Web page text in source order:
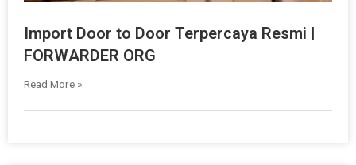
Import Door to Door Terpercaya Resmi |
FORWARDER ORG
Read More »